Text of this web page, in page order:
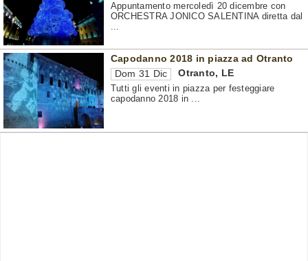
Appuntamento mercoledì 20 dicembre con
ORCHESTRA JONICO SALENTINA diretta dal
...
Capodanno 2018 in piazza ad Otranto
Dom 31 Dic Otranto, LE
Tutti gli eventi in piazza per festeggiare
capodanno 2018 in ...